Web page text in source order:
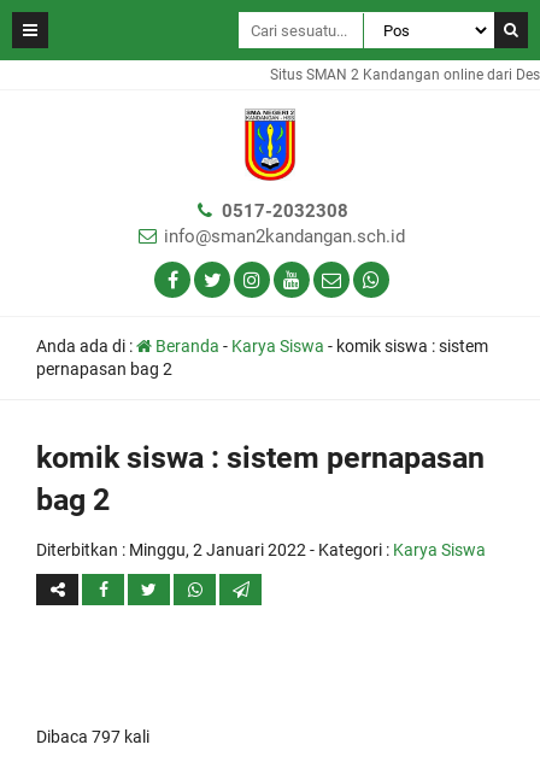
Situs SMAN 2 Kandangan online dari
0517-2032308
info@sman2kandangan.sch.id
Anda ada di : Beranda - Karya Siswa - komik siswa : sistem
pernapasan bag 2
komik siswa : sistem pernapasan
bag 2
Diterbitkan : Minggu, 2 Januari 2022 - Kategori : Karya Siswa
Dibaca 797 kali